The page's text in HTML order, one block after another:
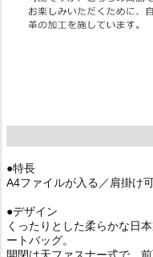
●特長
A4ファイルが入る／肩掛け
●デザイン
くったりとした柔らかな日
ートバッグ。